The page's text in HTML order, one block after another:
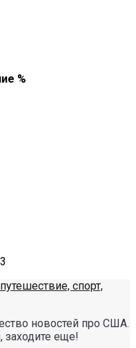
%
новостей про США.
заходите еще!